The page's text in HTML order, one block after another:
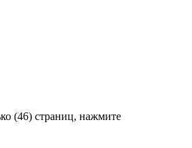
(46) страниц, нажмите